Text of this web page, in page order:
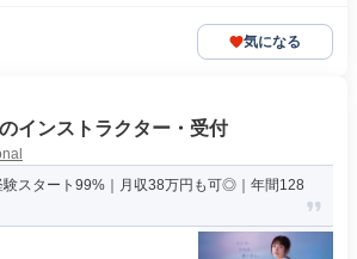
気になる
インストラクター・受付
験スタート99%｜月収38万円も可◎｜年間128